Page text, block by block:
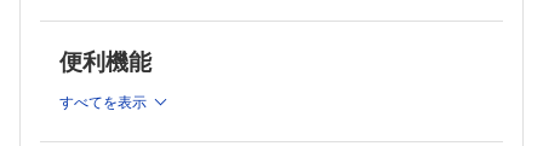
便利機能
すべてを表示